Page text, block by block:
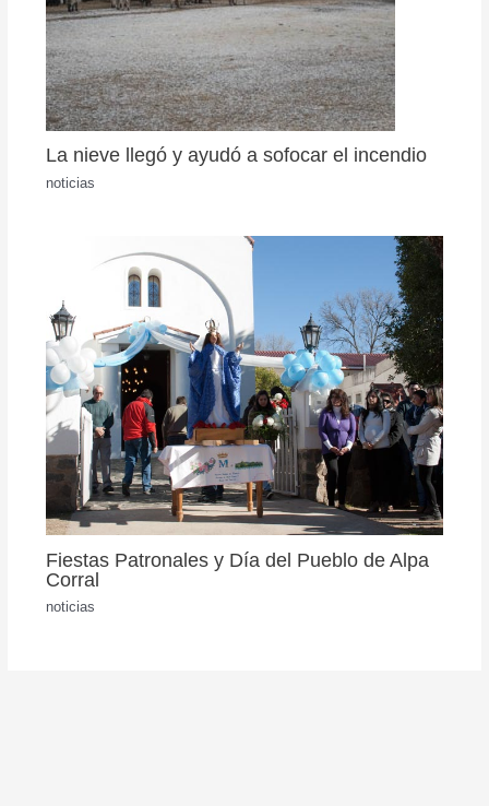
La nieve llegó y ayudó a sofocar el incendio
noticias
Fiestas Patronales y Día del Pueblo de Alpa
Corral
noticias